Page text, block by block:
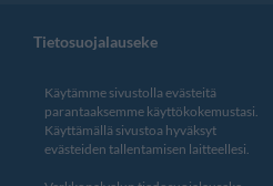
Tietosuojalauseke
Käytämme sivustolla evästeitä
parantaaksemme käyttökokemustasi.
Käyttämällä sivustoa hyväksyt
evästeiden tallentamisen laitteellesi.